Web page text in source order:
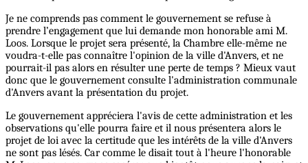
Je ne comprends pas comment le gouvernement se refuse à
prendre l’engagement que lui demande mon honorable ami M.
Loos. Lorsque le projet sera présenté, la Chambre elle-même ne
voudra-t-elle pas connaître l'opinion de la ville d'Anvers, et ne
pourrait-il pas alors en résulter une perte de temps ? Mieux vaut
donc que le gouvernement consulte l'administration communale
d'Anvers avant la présentation du projet.
Le gouvernement appréciera l'avis de cette administration et les
observations qu'elle pourra faire et il nous présentera alors le
projet de loi avec la certitude que les intérêts de la ville d'Anvers
ne sont pas lésés. Car comme le disait tout à l'heure l'honorable